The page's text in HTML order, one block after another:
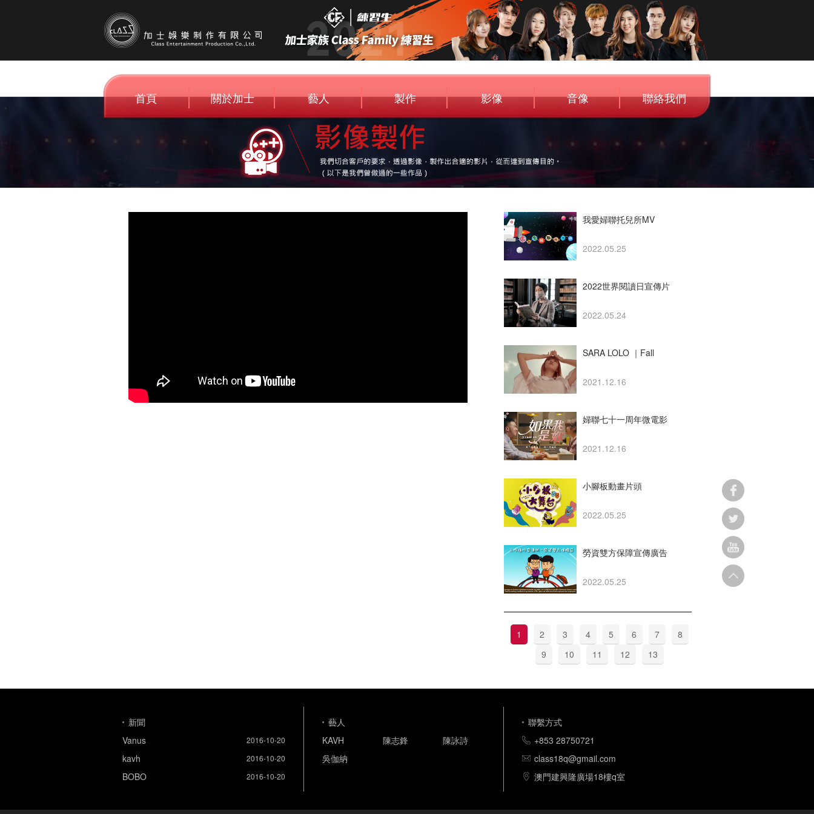
首頁
Home
關於加士
About C.E
藝人
Artist
製作
Entertainment
影像 音像
Audio
聯絡我們
Contact Us
我愛婦聯托兒所MV
2022.05.25
2022世界閱讀日宣傳片
2022.05.24
SARA LOLO ｜Fall
2021.12.16
婦聯七十一周年微電影
you......】
2021.12.16
小腳板動畫片頭
2022.05.25
勞資雙方保障宣傳廣告
2022.05.25
1 2 3 4 5 6 7
8
9
10 11 12 13
新聞
2016-10-20
Vanus
2016-10-20
kavh
2016-10-20
BOBO
藝人
KAVH
陳志鋒
陳詠詩
吳伽納
聯繫方式
+853 28750721
class18q@gmail.com
澳門建興隆廣場18樓q室